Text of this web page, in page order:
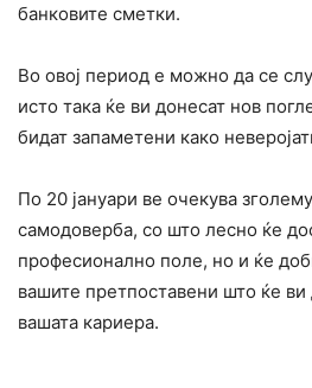
банковите сметки.
Во овој период е можно да се
исто така ќе ви донесат нов
бидат запаметени како
По 20 јануари ве очекува
самодоверба, со што лесно ќе
професионално поле, но и ќе
вашите претпоставени што ќе
вашата кариера.